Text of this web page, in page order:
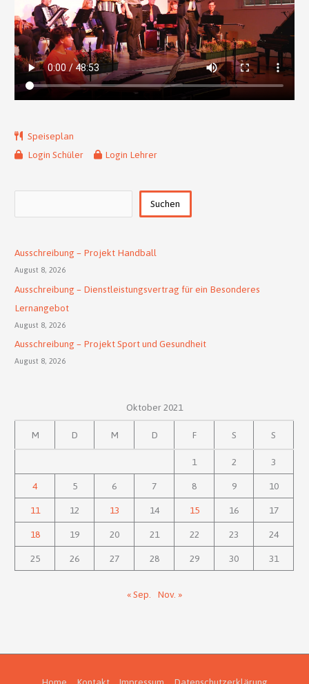
Speiseplan
Login Schüler
Login Lehrer
Suchen
Ausschreibung – Projekt Handball
August 8, 2026
Ausschreibung – Dienstleistungsvertrag für ein Besonderes
Lernangebot
August 8, 2026
Ausschreibung – Projekt Sport und Gesundheit
August 8, 2026
Oktober 2021
M D M D F S S
1 2 3
4 5 6 7 8 9 10
11 12 13 14 15 16 17
18 19 20 21 22 23 24
25 26 27 28 29 30 31
« Sep. Nov. »
Home Kontakt Impressum Datenschutzerklärung